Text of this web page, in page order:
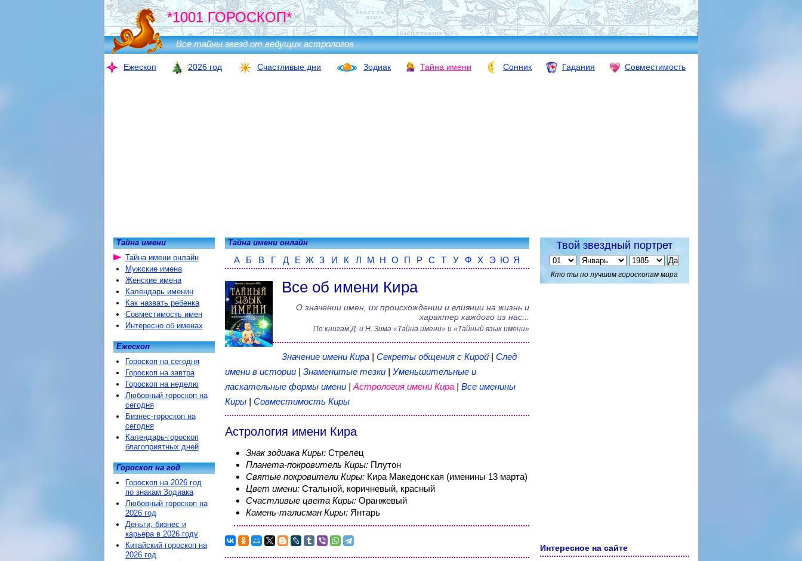
*1001 ГОРОСКОП*
Все тайны звезд от ведущих астрологов
Ежескоп 2026 год Счастливые дни Зодиак Тайна имени Сонник Гадания Совместимость
Тайна имени онлайн
А Б В Г Д Е Ж З И К Л М Н О П Р С Т У Ф Х Э Ю Я
Все об имени Кира
О значении имен, их происхождении и влиянии на жизнь и
характер каждого из нас...
По книгамД. и Н. Зима«Тайна имени» и «Тайный язык имени»
Значение имени Кира| Секреты общения с Кирой | След
имени в истории| Знаменитые тезки| Уменьшительные и
ласкательные формы имени| Астрология имени Кира| Все именины
Киры | Совместимость Киры
Астрология имени Кира
Знак зодиака Киры: Стрелец
Планета-покровитель Киры: Плутон
Святые покровители Киры: Кира Македонская (именины 13 марта)
Цвет имени: Стальной, коричневый, красный
Счастливые цвета Киры: Оранжевый
Камень-талисман Киры: Янтарь
Тайна имени
Тайна имени онлайн
Мужские имена
Женские имена
Календарь именин
Как назвать ребенка
Совместимость имен
Интересно об именах
Ежескоп
Гороскоп на сегодня
Гороскоп на завтра
Гороскоп на неделю
Любовный гороскоп на
сегодня
Бизнес-гороскоп на
сегодня
Календарь-гороскоп
благоприятных дней
Гороскоп на год
Гороскоп на 2026 год
по знакам Зодиака
Любовный гороскоп на
2026 год
Деньги, бизнес и
карьера в 2026 году
Китайский гороскоп на
2026 год
Твой звездный портрет
Кто ты по лучшим гороскопам мира
Интересное на сайте